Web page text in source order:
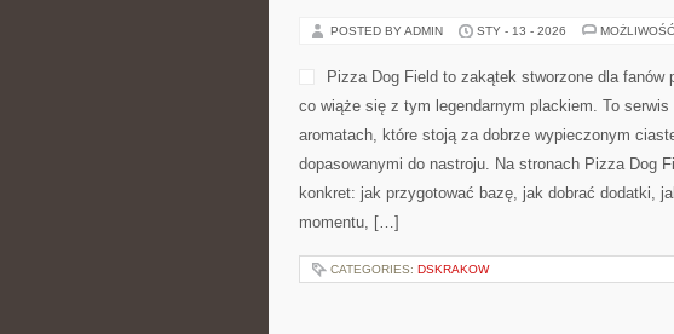
POSTED BY ADMIN STY - 13 - 2026
Pizza Dog Field to zakątek stworzone dla
co wiąże się z tym legendarnym plackiem. To
aromatach, które stoją za dobrze wypieczonym
dopasowanymi do nastroju. Na stronach Pizza Dog
konkret: jak przygotować bazę, jak dobrać dodatki,
momentu, […]
CATEGORIES: DSKRAKOW